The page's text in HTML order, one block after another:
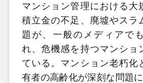
マンション管理における大
積立金の不足、廃墟やスラ
題が、一般のメディアで
れ、危機感を持つマンショ
ている。マンション老朽化
有者の高齢化が深刻な問題に